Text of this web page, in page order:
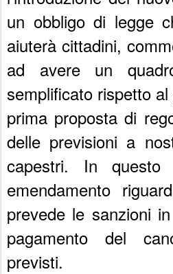
un obbligo di legge
aiuterà cittadini,
ad avere un
semplificato rispetto
prima proposta di
delle previsioni a
capestri. In
emendamento
prevede le sanzioni
pagamento del
previsti.